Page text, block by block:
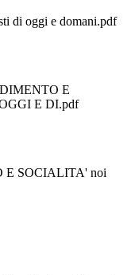
di oggi e domani.pdf
E
E DI.pdf
E SOCIALITA' noi